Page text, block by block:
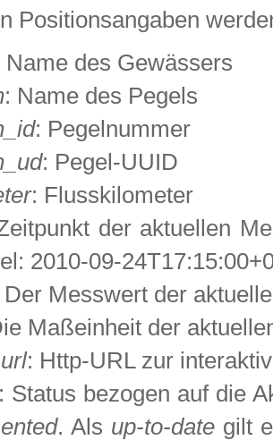
Positionsangaben
Name des Gewässers
: Name des Pegels
: Pegelnummer
: Pegel-UUID
: Flusskilometer
der aktuellen
2010-09-
Der Messwert der
Maßeinheit der
: Http-URL zur
: Status bezogen auf die
. Als up-to-date gilt